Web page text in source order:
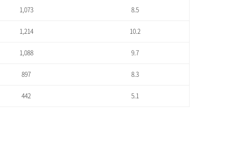
1,073 8.5
1,214 10.2
1,088 9.7
897 8.3
442 5.1